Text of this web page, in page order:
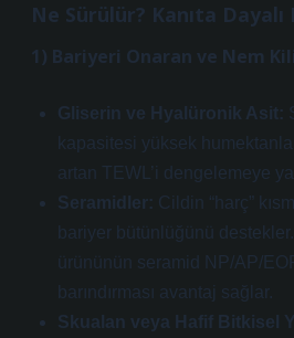
Ne Sürülür? Kanıta Dayalı
1) Bariyeri Onaran ve Nem
Gliserin ve Hyalüronik Asit:
kapasitesi yüksek
artan TEWL’i dengelemeye
Seramidler: Cildin “harç”
bariyer bütünlüğünü
ürününün seramid NP/AP/
barındırması avantaj sağlar.
Skualan veya Hafif Bitkisel